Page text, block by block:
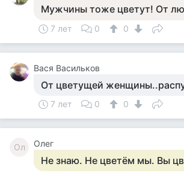
Мужчины тоже цветут! От
7 лет 0 0
Вася Васильков
От цветущей
7 лет 0 0
Ол Олег
Не знаю. Не цветём мы. Вы